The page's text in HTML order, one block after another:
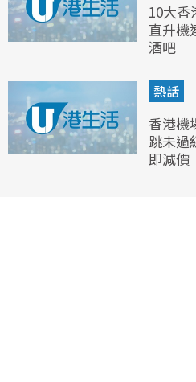
10大香
直升機
酒吧
熱話
香港機
跳未過
即減價